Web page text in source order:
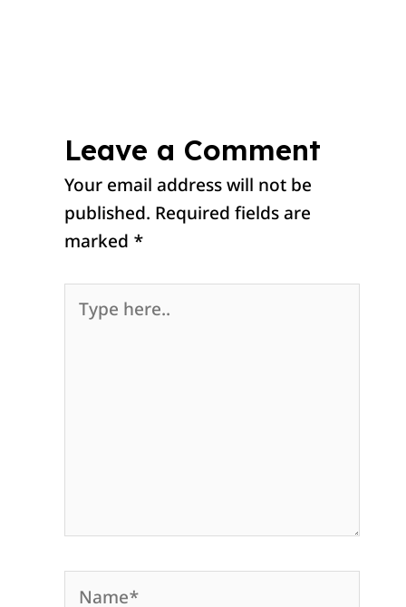
Leave a Comment
Your email address will not be
published. Required fields are
marked *
here..